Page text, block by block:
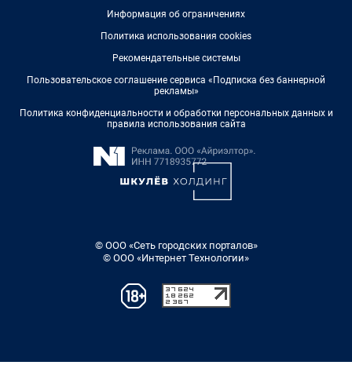
Информация об ограничениях
Политика использования cookies
Рекомендательные системы
Пользовательское соглашение сервиса «Подписка без баннерной
рекламы»
Политика конфиденциальности и обработки персональных данных и
правила использования сайта
© ООО «Сеть городских порталов»
© ООО «Интернет Технологии»